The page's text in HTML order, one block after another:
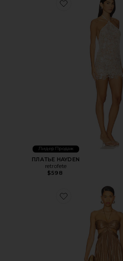
Favorite ПЛАТЬЕ
Лидер Продаж
ПЛАТЬЕ HAYDEN
retrofete
$598
Favorite ПЛАТЬЕ KEIRA